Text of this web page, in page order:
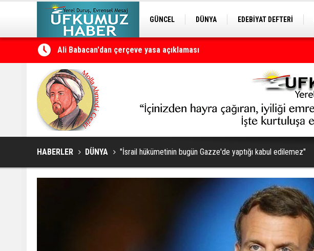
GÜNCEL DÜNYA EDEBİYAT DEFTERİ
Petrol erzan bû
HABERLER DÜNYA "İsrail hükümetinin bugün Gazze'de yaptığı kabul edilemez"